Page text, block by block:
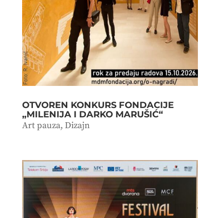
OTVOREN KONKURS FONDACIJE
„MILENIJA I DARKO MARUŠIĆ“
Art pauza, Dizajn